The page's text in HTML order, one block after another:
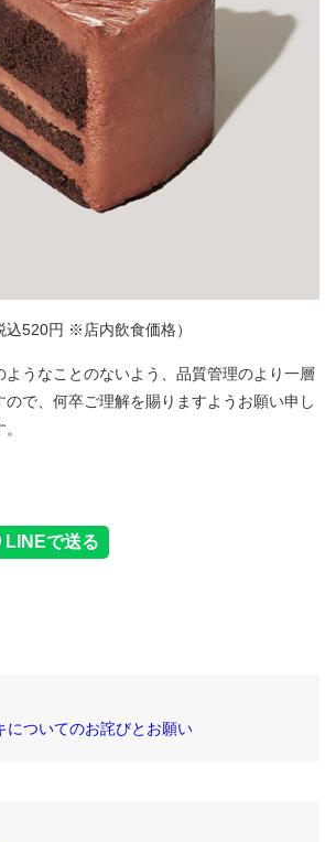
520円 ※店内飲食価格）
うなことのないよう、品質管理のより一層
で、何卒ご理解を賜りますようお願い申し
についてのお詫びとお願い